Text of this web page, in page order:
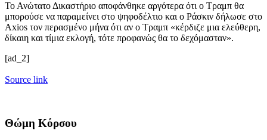
Το Ανώτατο Δικαστήριο αποφάνθηκε αργότερα ότι ο Τραμπ θα
μπορούσε να παραμείνει στο ψηφοδέλτιο και ο Ράσκιν δήλωσε στο
Axios τον περασμένο μήνα ότι αν ο Τραμπ «κέρδιζε μια ελεύθερη,
δίκαιη και τίμια εκλογή, τότε προφανώς θα το δεχόμασταν».
[ad_2]
Source link
Θώμη Κόρσου